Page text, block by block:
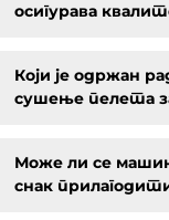
осигурава
Који је одржан
сушење пелета
Може ли се
снак